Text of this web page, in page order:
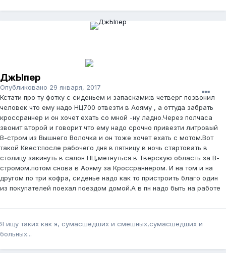
ДжЫпер
Опубликовано 29 января, 2017
Кстати про ту фотку с сиденьем и запасками:в четверг позвонил
человек что ему надо НЦ700 отвезти в Аояму , а оттуда забрать
кроссраннер и он хочет ехать со мной -ну ладно.Через полчаса
звонит второй и говорит что ему надо срочно привезти литровый
В-стром из Вышнего Волочка и он тоже хочет ехать с мотом.Вот
такой Квест:после рабочего дня в пятницу в ночь стартовать в
столицу закинуть в салон НЦ,метнуться в Тверскую область за В-
стромом,потом снова в Аояму за Кроссраннером. И на том и на
другом по три кофра, сиденье надо как то пристроить благо один
из покупателей поехал поездом домой.А в пн надо быть на работе
Я ищу таких как я, сумасшедших и смешных,сумасшедших и
больных...